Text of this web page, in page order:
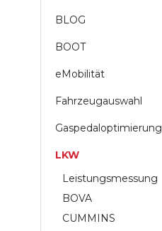
BLOG
BOOT
eMobilität
Fahrzeugauswahl
Gaspedaloptimierung
LKW
Leistungsmessung
BOVA
CUMMINS